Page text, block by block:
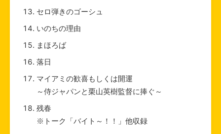
セロ弾きのゴーシュ
いのちの理由
まほろば
落日
マイアミの歓喜もしくは開運
～侍ジャパンと栗山英樹監督に捧ぐ～
残春
※トーク「バイト～！！」他収録